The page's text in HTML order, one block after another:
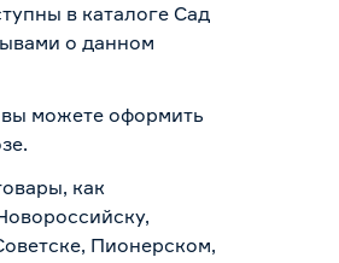
в каталоге Сад
о данном
можете оформить
.
как
Пионерском,